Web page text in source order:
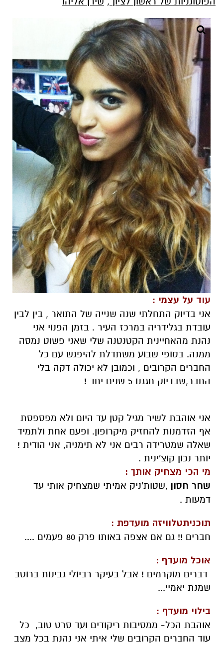
עוד על עצמי :
אני בדיוק התחלתי שנה שנייה של התואר , בין לבין
עובדת בגלידריה במרכז העיר . בזמן הפנוי אני
נהנת מהאחיינית הקטנטנה שלי שאני פשוט נמסה
ממנה. בסופי שבוע משתדלת להיפגש עם כל
החברים הקרובים , וכמובן לא יכולה דקה בלי
החבר,שבדיוק חגגנו 5 שנים יחד !
אני אוהבת לשיר מגיל קטן עד היום ולא מפספסת
אף הזדמנות להחזיק מיקרופון. ופעם אחת ולתמיד
שאלה שמטרידה רבים אני לא תימניה, אני הודית !
יותר נכון קוצ'ינית .
מי הכי מצחיק אותך :
שחר חסון ,שטות'ניק אמיתי שמצחיק אותי עד
דמעות .
תוכניתטלוויזה מועדפת :
חברים !! גם אם אצפה באותו פרק 80 פעמים ....
אוכל מועדף :
דברים מוקרמים ! אבל בעיקר רביולי גבינות ברוטב
שמנת יאמיי...
בילוי מועדף :
אוהבת הכל- ממסיבות ריקודים ועד סרט טוב, כל
עוד החברים הקרובים שלי איתי אני נהנת בכל מצב